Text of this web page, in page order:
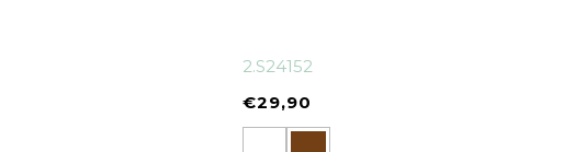
2.S24152
€29,90